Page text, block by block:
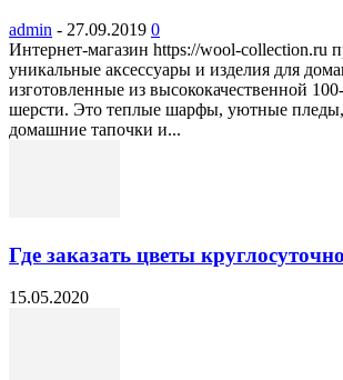
admin - 27.09.2019 0
Интернет-магазин https://wool-collection.ru
уникальные аксессуары и изделия для
изготовленные из высококачественной
шерсти. Это теплые шарфы, уютные
домашние тапочки и...
Где заказать цветы
15.05.2020